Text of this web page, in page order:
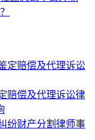
赔偿及代理诉讼律